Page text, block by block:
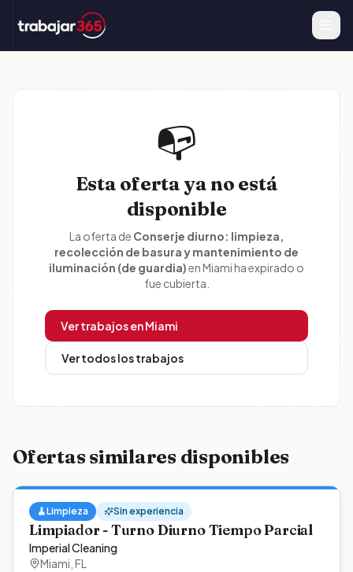
📭
Esta oferta ya no está
disponible
La oferta de Conserje diurno: limpieza,
recolección de basura y mantenimiento de
iluminación (de guardia)enMiamiha expirado o
fue cubierta.
Ver trabajos enMiami
Ver todos los trabajos
Ofertas similares disponibles
🧹Limpieza Sin experiencia
Limpiador - Turno Diurno Tiempo Parcial
Imperial Cleaning
Miami FL